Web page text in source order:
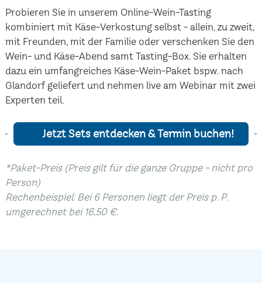
Probieren Sie in unserem Online-Wein-Tasting
kombiniert mit Käse-Verkostung selbst - allein, zu zweit,
mit Freunden, mit der Familie oder verschenken Sie den
Wein- und Käse-Abend samt Tasting-Box. Sie erhalten
dazu ein umfangreiches Käse-Wein-Paket bspw. nach
Glandorf geliefert und nehmen live am Webinar mit zwei
Experten teil.
Jetzt Sets entdecken & Termin buchen!
*Paket-Preis (Preis gilt für die ganze Gruppe - nicht pro
Person)
Rechenbeispiel: Bei 6 Personen liegt der Preis p. P.
umgerechnet bei 16,50 €.